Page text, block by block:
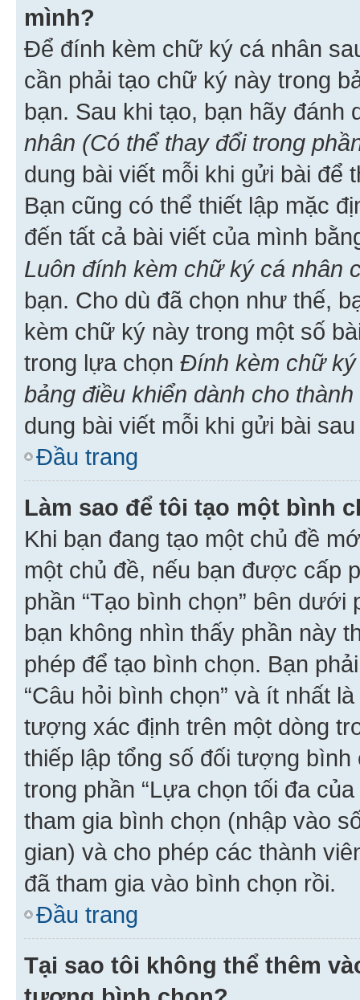
mình?
Để đính kèm chữ ký cá nhân
cần phải tạo chữ ký này trong
bạn. Sau khi tạo, bạn hãy
nhân (Có thể thay đổi trong
dung bài viết mỗi khi gửi bài để
Bạn cũng có thể thiết lập mặc
đến tất cả bài viết của mình
Luôn đính kèm chữ ký cá nhân
bạn. Cho dù đã chọn như thế,
kèm chữ ký này trong một số
trong lựa chọn Đính kèm chữ
bảng điều khiển dành cho
dung bài viết mỗi khi gửi bài sau
Đầu trang
Làm sao để tôi tạo một bình
Khi bạn đang tạo một chủ đề
một chủ đề, nếu bạn được cấp
phần “Tạo bình chọn” bên
bạn không nhìn thấy phần này
phép để tạo bình chọn. Bạn
“Câu hỏi bình chọn” và ít nhất
tượng xác định trên một dòng
thiếp lập tổng số đối tượng
trong phần “Lựa chọn tối đa
tham gia bình chọn (nhập vào
gian) và cho phép các thành
đã tham gia vào bình chọn rồi.
Đầu trang
Tại sao tôi không thể thêm